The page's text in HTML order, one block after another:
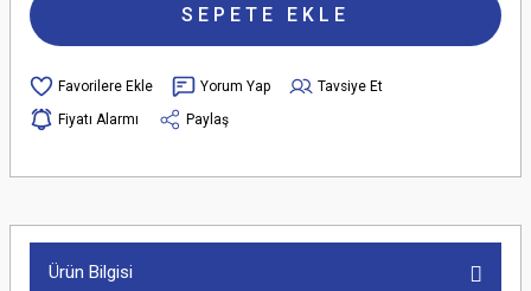
SEPETE EKLE
Yorum Yap
Tavsiye Et
Fiyatı Alarmı
Paylaş
Ürün Bilgisi